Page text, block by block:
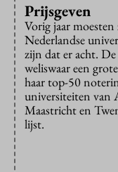
Prijsgeven
Vorig jaar
Nederlandse
zijn dat er acht.
weliswaar een
haar top-50
universiteiten van
Maastricht en
lijst.